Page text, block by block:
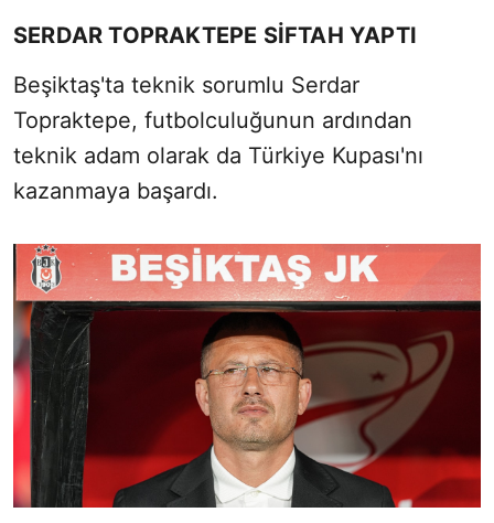
SERDAR TOPRAKTEPE SİFTAH YAPTI
Beşiktaş'ta teknik sorumlu Serdar
Topraktepe, futbolculuğunun ardından
teknik adam olarak da Türkiye Kupası'nı
kazanmaya başardı.